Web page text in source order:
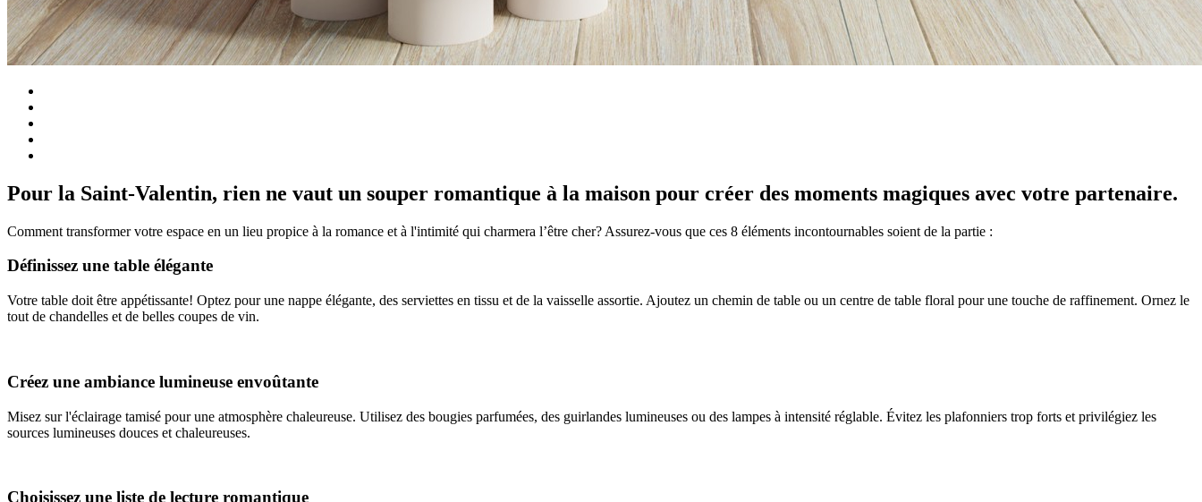
Pour la Saint-Valentin, rien ne vaut un souper romantique à la maison pour créer des moments magiques avec votre partenaire.
Comment transformer votre espace en un lieu propice à la romance et à l'intimité qui charmera l’être cher? Assurez-vous que ces 8 éléments incontournables soient de la partie :
Définissez une table élégante
Votre table doit être appétissante! Optez pour une nappe élégante, des serviettes en tissu et de la vaisselle assortie. Ajoutez un chemin de table ou un centre de table floral pour une touche de raffinement. Ornez le
tout de chandelles et de belles coupes de vin.
Créez une ambiance lumineuse envoûtante
Misez sur l'éclairage tamisé pour une atmosphère chaleureuse. Utilisez des bougies parfumées, des guirlandes lumineuses ou des lampes à intensité réglable. Évitez les plafonniers trop forts et privilégiez les
sources lumineuses douces et chaleureuses.
Choisissez une liste de lecture romantique